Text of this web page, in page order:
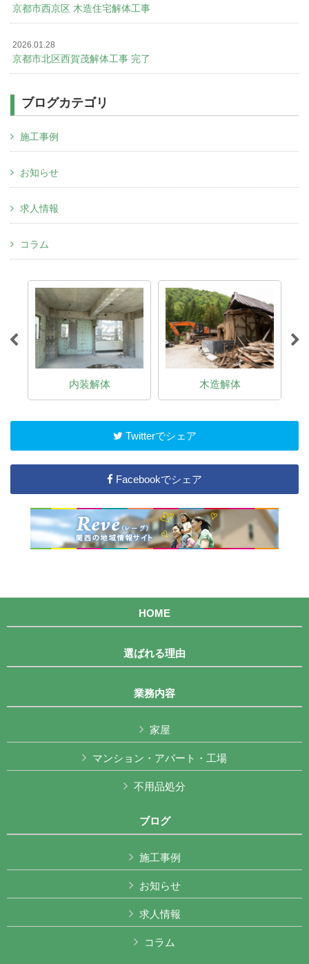
京都市西京区 木造住宅解体工事
2026.01.28
京都市北区西賀茂解体工事 完了
ブログカテゴリ
施工事例
お知らせ
求人情報
コラム
内装解体 木造解体
Twitterでシェア
Facebookでシェア
HOME
選ばれる理由
業務内容
家屋
マンション・アパート・工場
不用品処分
ブログ
施工事例
お知らせ
求人情報
コラム